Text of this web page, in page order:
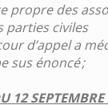
propre des
parties civiles
d’appel a
sus énoncé ;
12